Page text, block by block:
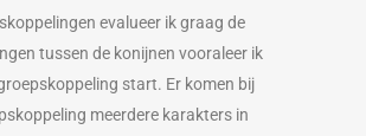
evalueer ik graag de
tussen de konijnen vooraleer ik
start. Er komen bij
meerdere karakters in